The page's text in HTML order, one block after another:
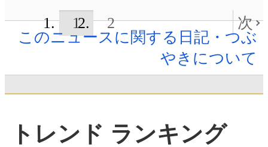
1 2
次
このニュースに関する日記・つぶ
やきについて
トレンド ランキング